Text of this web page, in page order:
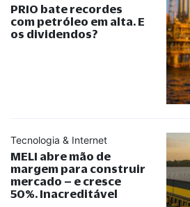
PRIO bate recordes
com petróleo em alta. E
os dividendos?
Tecnologia & Internet
MELI abre mão de
margem para construir
mercado – e cresce
50%. Inacreditável